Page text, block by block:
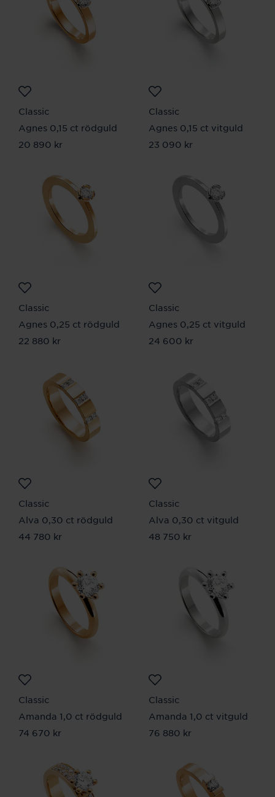
Classic
Agnes 0,15 ct rödguld
Pris:20 890 kr
20 890 kr
Classic
Agnes 0,15 ct vitguld
Pris:23 090 kr
23 090 kr
Classic
Agnes 0,25 ct rödguld
Pris:22 880 kr
22 880 kr
Classic
Agnes 0,25 ct vitguld
Pris:24 600 kr
24 600 kr
Classic
Alva 0,30 ct rödguld
Pris:44 780 kr
44 780 kr
Classic
Alva 0,30 ct vitguld
Pris:48 750 kr
48 750 kr
Classic
Amanda 1,0 ct rödguld
Pris:74 670 kr
74 670 kr
Classic
Amanda 1,0 ct vitguld
Pris:76 880 kr
76 880 kr